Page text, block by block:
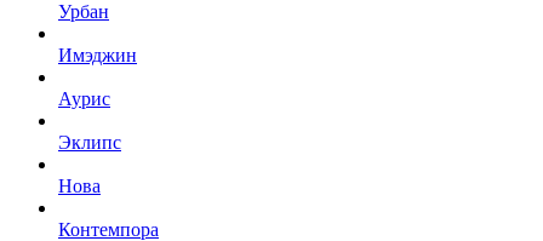
Урбан
Имэджин
Аурис
Эклипс
Нова
Контемпора